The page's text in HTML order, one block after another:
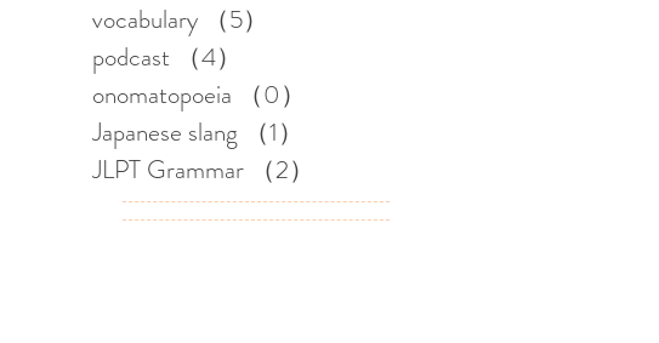
vocabulary （5）
podcast （4）
onomatopoeia
（0）
Japanese slang
（1）
JLPT Grammar （2）